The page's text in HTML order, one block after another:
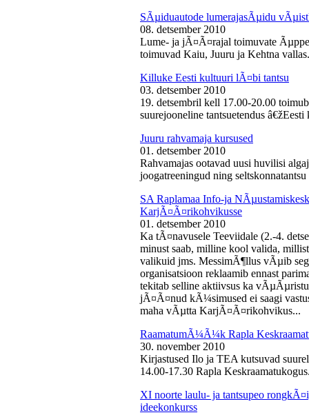
SÃµiduautode lumerajasÃµidu
08. detsember 2010
Lume- ja jÃ¤Ã¤rajal toimuvate
toimuvad Kaiu, Juuru ja Kehtna
Killuke Eesti kultuuri lÃ¤bi tantsu
03. detsember 2010
19. detsembril kell 17.00-20.00
suurejooneline tantsuetendus
Juuru rahvamaja kursused
01. detsember 2010
Rahvamajas ootavad uusi huvilisi
joogatreeningud ning seltskonnatantsu
SA Raplamaa Info-ja
KarjÃ¤Ã¤rikohvikusse
01. detsember 2010
Ka tÃ¤navusele Teeviidale (2.-4.
minust saab, milline kool valida,
valikuid jms. MessimÃ¶llus vÃµib
organisatsioon reklaamib ennast
tekitab selline aktiivsus ka
jÃ¤Ã¤nud kÃ¼simused ei saagi
maha vÃµtta KarjÃ¤Ã¤rikohvikus...
RaamatumÃ¼Ã¼k Rapla
30. november 2010
Kirjastused Ilo ja TEA kutsuvad
14.00-17.30 Rapla
XI noorte laulu- ja tantsupeo
ideekonkurss